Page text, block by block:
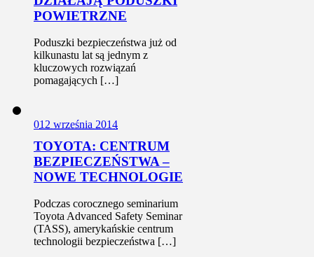
POWIETRZNE
Poduszki bezpieczeństwa już od
kilkunastu lat są jednym z
kluczowych rozwiązań
pomagających […]
012 września 2014
TOYOTA: CENTRUM
BEZPIECZEŃSTWA –
NOWE TECHNOLOGIE
Podczas corocznego seminarium
Toyota Advanced Safety Seminar
(TASS), amerykańskie centrum
technologii bezpieczeństwa […]